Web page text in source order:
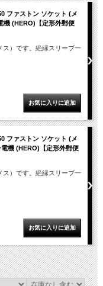
ファストン ソケット (メ
機 (HERO)【定形外郵便
ス）です。絶縁スリーブ一
ファストン ソケット (メ
機 (HERO)【定形外郵便
ス）です。絶縁スリーブ一